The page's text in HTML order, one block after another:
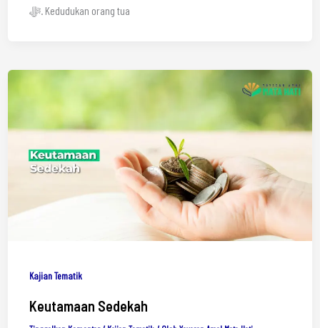
ﷻ. Kedudukan orang tua
Kajian Tematik
Keutamaan Sedekah